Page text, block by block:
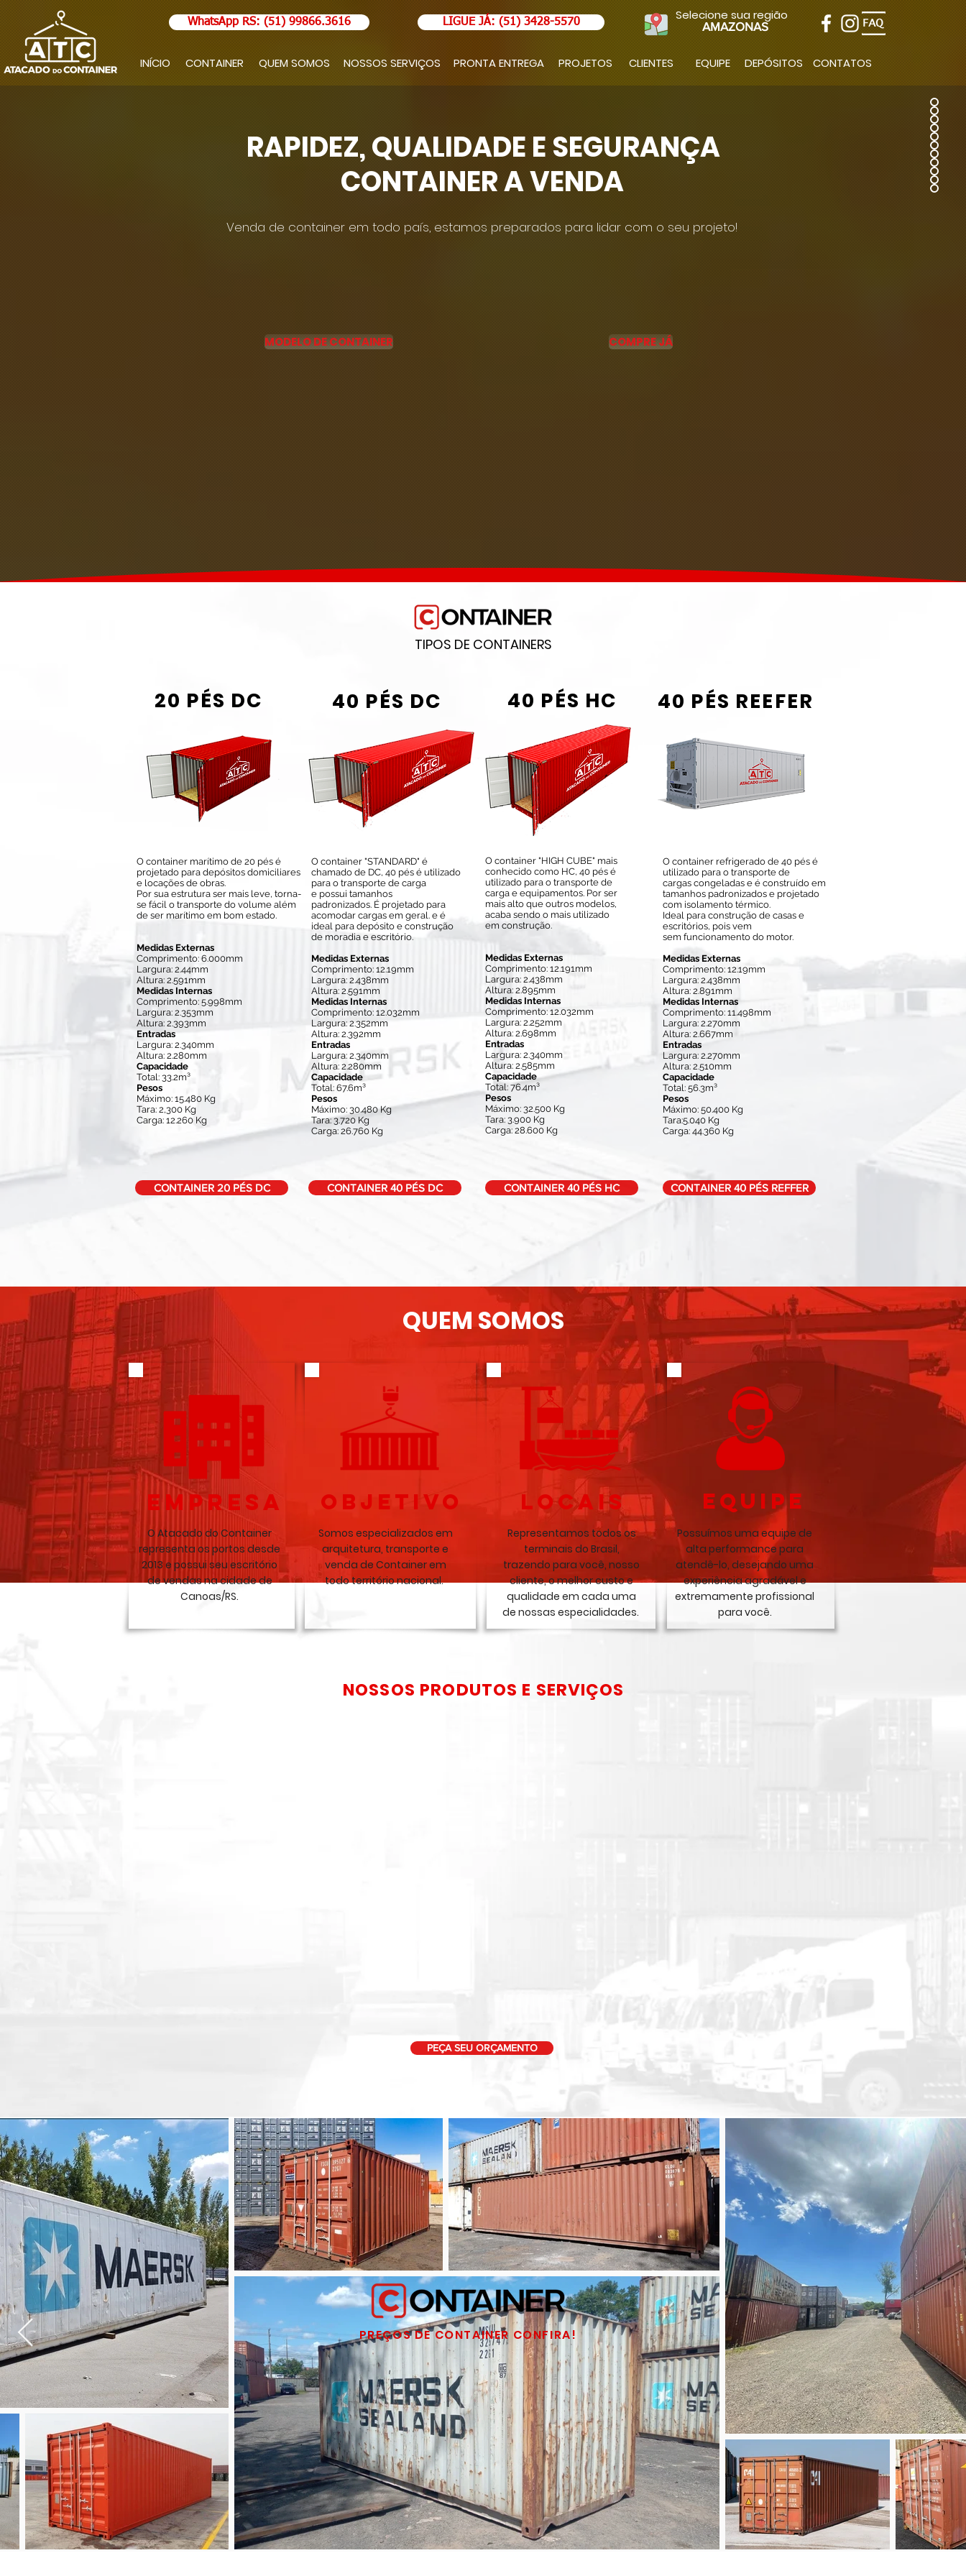
LIGUE JÁ: (51) 3428-5570
WhatsApp RS: (51) 99866.3616 AMAZONAS
Selecione sua região
INÍCIO CONTAINER QUEM SOMOS NOSSOS SERVIÇOS PRONTA ENTREGA PROJETOS CLIENTES EQUIPE DEPÓSITOS CONTATOS
RAPIDEZ, QUALIDADE E SEGURANÇA
CONTAINER A VENDA
Venda de container em todo país, estamos preparados para lidar com o seu projeto!
MODELO DE CONTAINER COMPRE JÁ
TIPOS DE CONTAINERS
20 PÉS DC
O container marítimo de 20 pés é
projetado para depósitos domiciliares
e locações de obras.
Por sua estrutura ser mais leve, torna-
se fácil o transporte do volume além
de ser marítimo em bom estado.
Medidas Externas
Comprimento: 6.000mm
Largura: 2.44mm
Altura: 2.591mm
Medidas Internas
Comprimento: 5.998mm
Largura: 2.353mm
Altura: 2.393mm
Entradas
Largura: 2.340mm
Altura: 2.280mm
Capacidade
Total: 33.2m³
Pesos
Máximo: 15.480 Kg
Tara: 2,300 Kg
Carga: 12.260 Kg
40 PÉS DC
O container "STANDARD" é
chamado de DC, 40 pés é utilizado
para o transporte de carga
e possui tamanhos
padronizados. É projetado para
acomodar cargas em geral. e é
ideal para depósito e construção
de moradia e escritório.
Medidas Externas
Comprimento: 12.19mm
Largura: 2.438mm
Altura: 2.591mm
Medidas Internas
Comprimento: 12.032mm
Largura: 2.352mm
Altura: 2.392mm
Entradas
Largura: 2.340mm
Altura: 2.280mm
Capacidade
Total: 67.6m³
Pesos
Máximo: 30.480 Kg
Tara: 3.720 Kg
Carga: 26.760 Kg
40 PÉS HC
O container "HIGH CUBE" mais
conhecido como HC, 40 pés é
utilizado para o transporte de
carga e equipamentos. Por ser
mais alto que outros modelos,
acaba sendo o mais utilizado
em construção.
Medidas Externas
Comprimento: 12.191mm
Largura: 2.438mm
Altura: 2.895mm
Medidas Internas
Comprimento: 12.032mm
Largura: 2.252mm
Altura: 2.698mm
Entradas
Largura: 2.340mm
Altura: 2.585mm
Capacidade
Total: 76.4m³
Pesos
Máximo: 32.500 Kg
Tara: 3.900 Kg
Carga: 28.600 Kg
O container refrigerado de 40 pés é
utilizado para o transporte de
cargas congeladas e é construído em
tamanhos padronizados e projetado
com isolamento térmico.
Ideal para construção de casas e
escritórios, pois vem
sem funcionamento do motor.
Medidas Externas
Comprimento: 12.19mm
Largura: 2.438mm
Altura: 2.891mm
Medidas Internas
Comprimento: 11.498mm
Largura: 2.270mm
Altura: 2.667mm
Entradas
Largura: 2.270mm
Altura: 2.510mm
Capacidade
Total: 56.3m³
Pesos
Máximo: 50.400 Kg
Tara:5.040 Kg
Carga: 44.360 Kg
40 PÉS REEFER
CONTAINER 20 PÉS DC CONTAINER 40 PÉS DC CONTAINER 40 PÉS HC CONTAINER 40 PÉS REFFER
NOSSOS PRODUTOS E SERVIÇOS
PEÇA SEU ORÇAMENTO
QUEM SOMOS
EMPRESA OBJETIVO LOCAIS equipe
O Atacado do Container
representa os portos desde
2013 e possui seu escritório
de vendas na cidade de
Canoas/RS.
Somos especializados em
arquitetura, transporte e
venda de Container em
todo território nacional.
Representamos todos os
terminais do Brasil,
trazendo para você, nosso
cliente, o melhor custo e
qualidade em cada uma
de nossas especialidades.
Possuímos uma equipe de
alta performance para
atendê-lo, desejando uma
experiência agradável e
extremamente profissional
para você.
PREÇOS DE CONTAINER CONFIRA!